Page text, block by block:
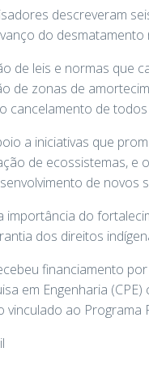
descreveram
do desmatamento
de leis e normas que
de zonas de
cancelamento de
a iniciativas que
de ecossistemas,
de novos
importância do
dos direitos
financiamento
em Engenharia
vinculado ao Programa